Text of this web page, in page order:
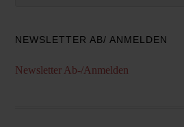
NEWSLETTER AB/ ANMELDEN
Newsletter Ab-/Anmelden